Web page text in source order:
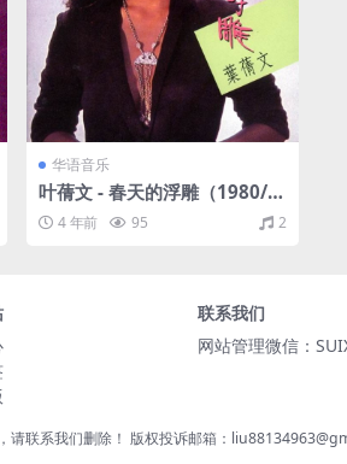
华语音乐
叶蒨文 - 春天的浮雕（1980/F
LAC/分轨/221M）
4 年前 95 2
联系我们
网站管理微信：
请联系我们删除！ 版权投诉邮箱：